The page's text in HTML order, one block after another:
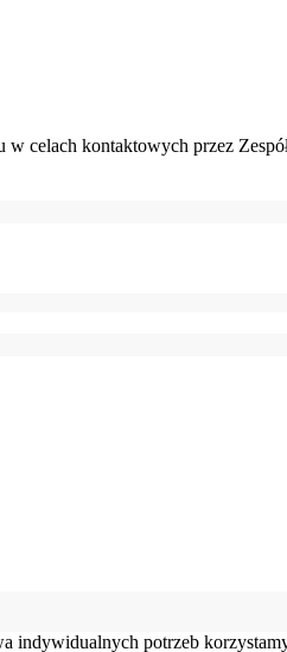
celach kontaktowych przez
indywidualnych potrzeb